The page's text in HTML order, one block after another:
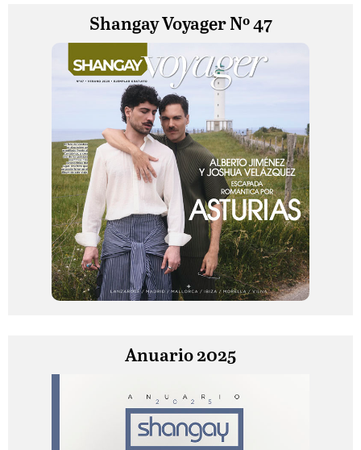
Shangay Voyager Nº 47
Anuario 2025